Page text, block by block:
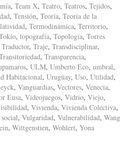
, Team X, Teatro, Teatros, Tejidos,
, Tensión, Teoría, Teoría de la
, Termodinámica, Territorio,
, topografía, Topología, Torres
Traductor, Traje, Transdisciplinar,
, Transparencia,
, ULM, Umberto Eco, umbral,
Habitacional, Urugüay, Uso, Utilidad,
, Vanguardias, Vectores, Venecia,
Eusa, Videojuegos, Vidrio, Viejo,
, Vivienda, Vivienda Colectiva,
, Vulgaridad, Vulnerabilidad, Wang
, Wittgenstien, Wohlert, Yona